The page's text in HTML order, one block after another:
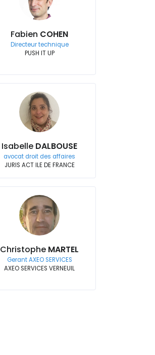
Fabien COHEN
Directeur technique
PUSH IT UP
Isabelle DALBOUSE
avocat droit des affaires
JURIS ACT ILE DE FRANCE
Christophe MARTEL
Gerant AXEO SERVICES
AXEO SERVICES VERNEUIL